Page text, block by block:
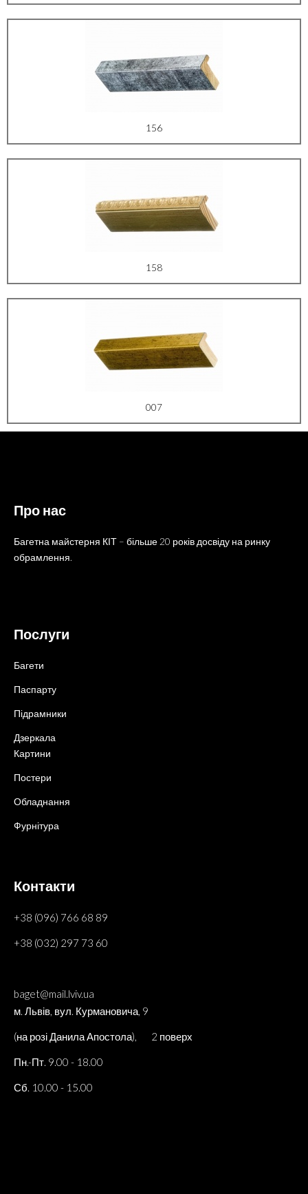
156
158
007
Про нас
Багетна майстерня КІТ – більше 20 років досвіду на ринку
обрамлення.
Послуги
Багети
Паспарту
Підрамники
Дзеркала
Картини
Постери
Обладнання
Фурнітура
Контакти
+38 (096) 766 68 89
+38 (032) 297 73 60
baget@mail.lviv.ua
м. Львів, вул. Курмановича, 9
(на розі Данила Апостола), 2 поверх
Пн.-Пт. 9.00 - 18.00
Сб. 10.00 - 15.00